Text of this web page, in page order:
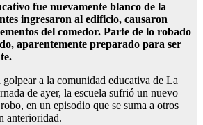
fue nuevamente blanco de la
ingresaron al edificio, causaron
del comedor. Parte de lo robado
aparentemente preparado para ser
a la comunidad educativa de La
de ayer, la escuela sufrió un nuevo
en un episodio que se suma a otros
anterioridad.